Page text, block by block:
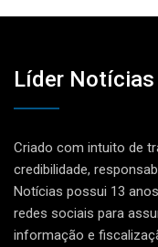
Líder Notícias
Criado com intuito de
credibilidade,
Notícias possui 13
redes sociais para
informação e